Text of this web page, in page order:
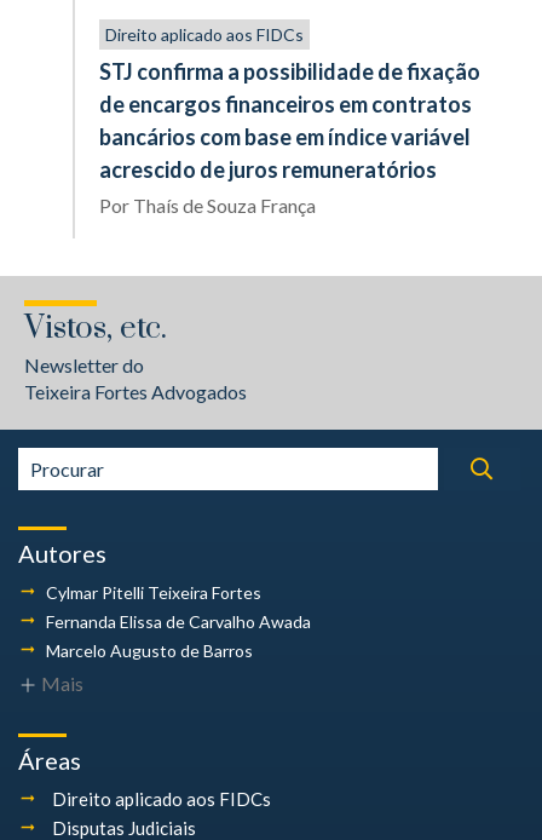
Direito aplicado aos FIDCs
STJ confirma a possibilidade de fixação
de encargos financeiros em contratos
bancários com base em índice variável
acrescido de juros remuneratórios
Por Thaís de Souza França
Vistos, etc.
Newsletter do
Teixeira Fortes Advogados
Autores
Cylmar Pitelli Teixeira Fortes
Fernanda Elissa de Carvalho Awada
Marcelo Augusto de Barros
Mais
Áreas
Direito aplicado aos FIDCs
Disputas Judiciais